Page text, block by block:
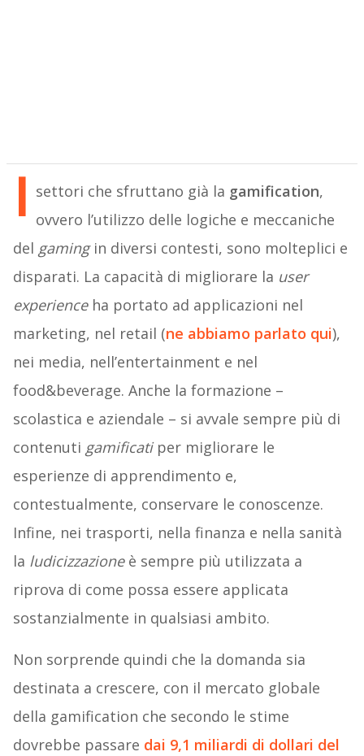
I settori che sfruttano già la gamification,
ovvero l’utilizzo delle logiche e meccaniche
del gamingin diversi contesti, sono molteplici e
disparati. La capacità di migliorare la user
experienceha portato ad applicazioni nel
marketing, nel retail (ne abbiamo parlato qui),
nei media, nell’entertainment e nel
food&beverage. Anche la formazione –
scolastica e aziendale – si avvale sempre più di
contenuti gamificatiper migliorare le
esperienze di apprendimento e,
contestualmente, conservare le conoscenze.
Infine, nei trasporti, nella finanza e nella sanità
la ludicizzazioneè sempre più utilizzata a
riprova di come possa essere applicata
sostanzialmente in qualsiasi ambito.
Non sorprende quindi che la domanda sia
destinata a crescere, con il mercato globale
della gamification che secondo le stime
dovrebbe passare dai 9,1 miliardi di dollari del